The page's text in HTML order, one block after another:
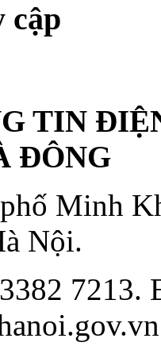
cập
TIN
ĐÔNG
Minh
Nội.
7213.